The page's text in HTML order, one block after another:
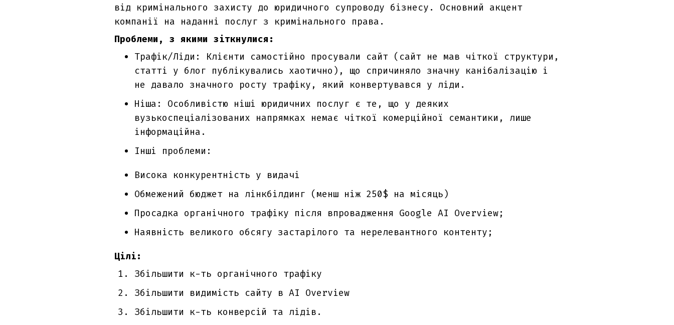
від кримінального захисту до юридичного супроводу бізнесу. Основний акцент
компанії на наданні послуг з кримінального права.
Проблеми, з якими зіткнулися :
Трафік/Ліди: Клієнти самостійно просували сайт (сайт не мав чіткої структури,
статті у блог публікувались хаотично), що спричиняло значну канібалізацію і
не давало значного росту трафіку, який конвертувався у ліди.
Ніша: Особливістю ніші юридичних послуг є те, що у деяких
вузькоспеціалізованих напрямках немає чіткої комерційної семантики, лише
інформаційна.
Інші проблеми:
Висока конкурентність у видачі
Обмежений бюджет на лінкбілдинг (менш ніж 250$ на місяць)
Просадка органічного трафіку після впровадження Google AI Overview;
Наявність великого обсягу застарілого та нерелевантного контенту;
Цілі:
Збільшити к-ть органічного трафіку
Збільшити видимість сайту в AI Overview
Збільшити к-ть конверсій та лідів.